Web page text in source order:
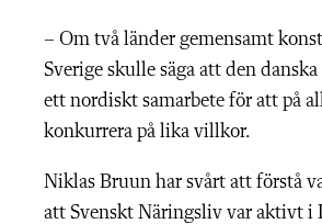
– Om två länder gemensamt
Sverige skulle säga att den
ett nordiskt samarbete för att på
konkurrera på lika villkor.
Niklas Bruun har svårt att förstå
att Svenskt Näringsliv var aktivt i